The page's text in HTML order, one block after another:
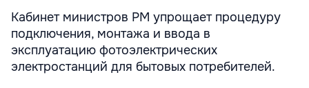
Кабинет министров РМ упрощает процедуру
подключения, монтажа и ввода в
эксплуатацию фотоэлектрических
электростанций для бытовых потребителей.